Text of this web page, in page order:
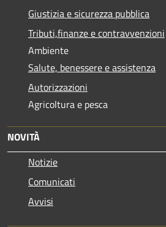
Giustizia e sicurezza pubblica
Tributi,finanze e contravvenzioni
Ambiente
Salute, benessere e assistenza
Autorizzazioni
Agricoltura e pesca
NOVITÀ
Notizie
Comunicati
Avvisi